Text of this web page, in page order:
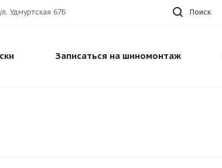
Удмуртская 67Б Поиск
Записаться на шиномонтаж